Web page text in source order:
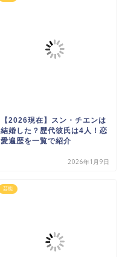
【2026現在】スン・チエンは
結婚した？歴代彼氏は4人！恋
愛遍歴を一覧で紹介
2026年1月9日
芸能